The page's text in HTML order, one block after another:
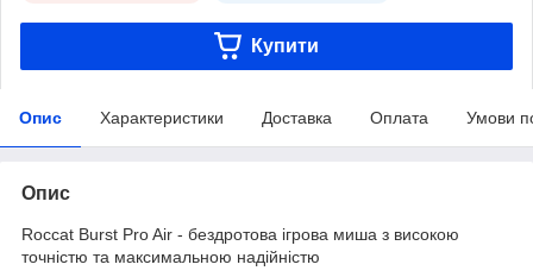
Купити
Опис Характеристики Доставка Оплата Умови
Опис
Roccat Burst Pro Air - бездротова ігрова миша з високою
точністю та максимальною надійністю